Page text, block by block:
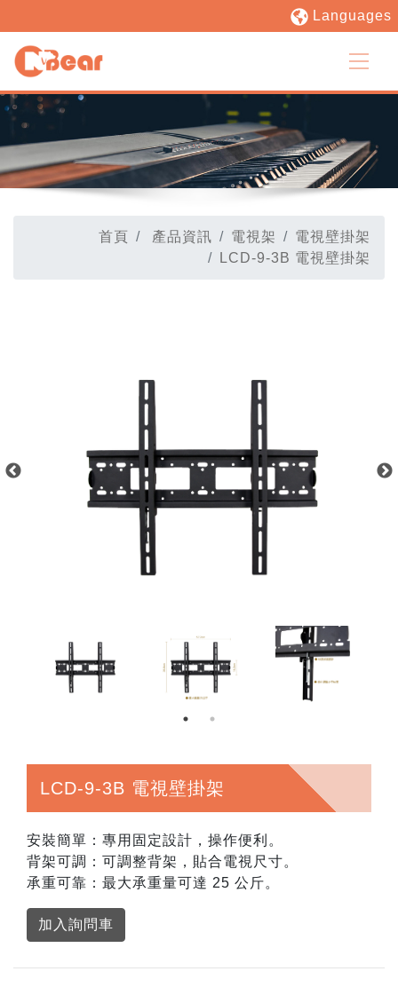
Languages
首頁 產品資訊 電視架
電視壁掛架
LCD-9-3B 電視壁掛架
LCD-9-3B 電視壁掛架
安裝簡單：專用固定設計，操作便利。
背架可調：可調整背架，貼合電視尺寸。
承重可靠：最大承重量可達 25 公斤。
加入詢問車